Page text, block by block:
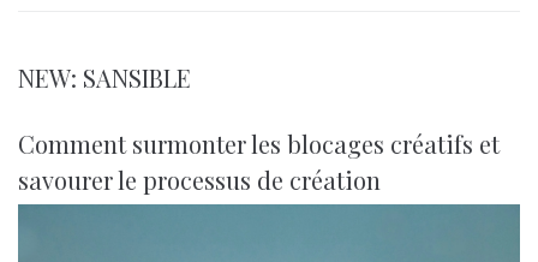
NEW: SANSIBLE
Comment surmonter les blocages créatifs et
savourer le processus de création